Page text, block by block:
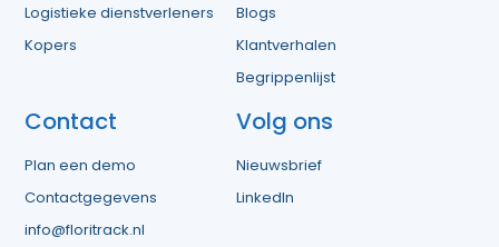
Logistieke dienstverleners
Kopers
Blogs
Klantverhalen
Begrippenlijst
Contact
Plan een demo
Contactgegevens
info@floritrack.nl
Volg ons
Nieuwsbrief
LinkedIn